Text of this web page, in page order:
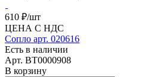
610 ₽/шт
ЦЕНА С НДС
Сопло арт. 020616
Есть в наличии
Арт. BT0000908
В корзину